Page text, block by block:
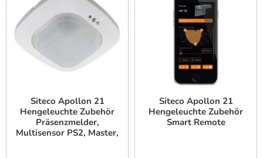
Siteco Apollon 21
Hengeleuchte Zubehör
Präsenzmelder,
Multisensor PS2, Master,
Siteco Apollon 21
Hengeleuchte Zubehör
Smart Remote